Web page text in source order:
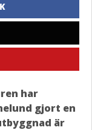
har
gjort en
är